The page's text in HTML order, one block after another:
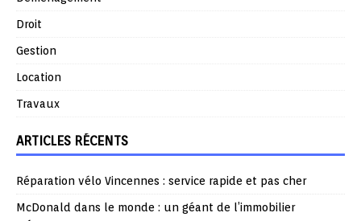
Droit
Gestion
Location
Travaux
ARTICLES RÉCENTS
Réparation vélo Vincennes : service rapide et pas cher
McDonald dans le monde : un géant de l’immobilier